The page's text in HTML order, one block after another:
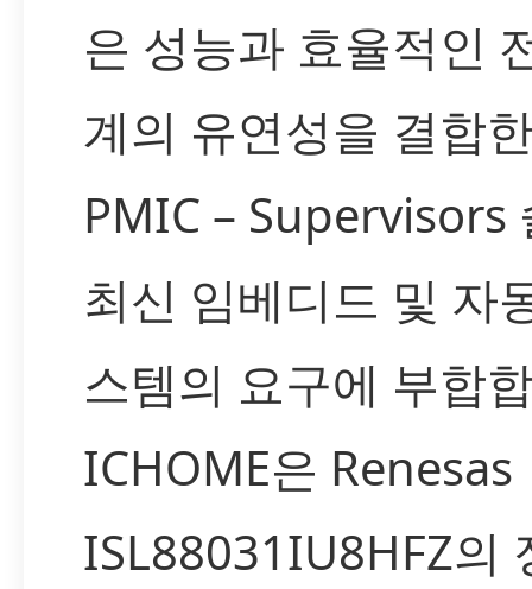
은 성능과 효율적인
계의 유연성을 결합
PMIC – Supervisors
최신 임베디드 및 자
스템의 요구에 부합
ICHOME은 Renesas
ISL88031IU8HFZ의